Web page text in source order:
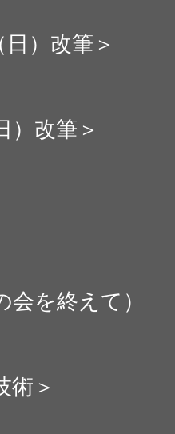
）改筆＞
）改筆＞
を終えて）
術＞